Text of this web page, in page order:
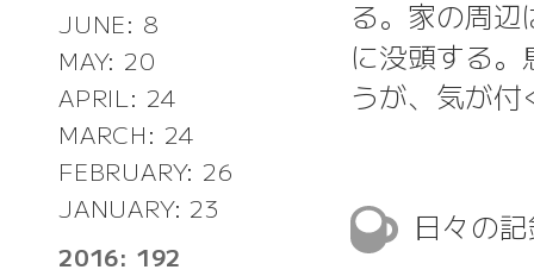
JUNE: 8
MAY: 20
APRIL: 24
MARCH: 24
FEBRUARY: 26
JANUARY: 23
2016: 192
る。家の周
に没頭する
うが、気が
日々の